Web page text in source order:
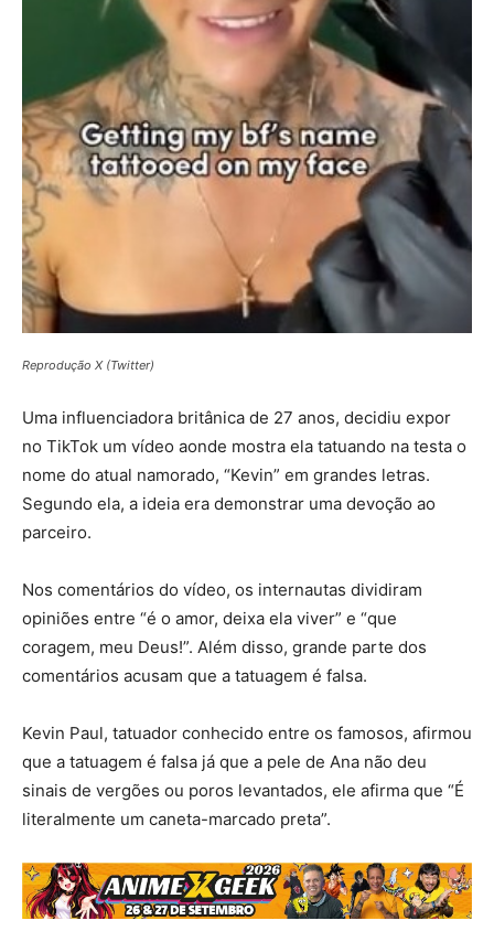
Reprodução X (Twitter)
Uma influenciadora britânica de 27 anos, decidiu expor
no TikTok um vídeo aonde mostra ela tatuando na testa o
nome do atual namorado, “Kevin” em grandes letras.
Segundo ela, a ideia era demonstrar uma devoção ao
parceiro.
Nos comentários do vídeo, os internautas dividiram
opiniões entre “é o amor, deixa ela viver” e “que
coragem, meu Deus!”. Além disso, grande parte dos
comentários acusam que a tatuagem é falsa.
Kevin Paul, tatuador conhecido entre os famosos, afirmou
que a tatuagem é falsa já que a pele de Ana não deu
sinais de vergões ou poros levantados, ele afirma que “É
literalmente um caneta-marcado preta”.